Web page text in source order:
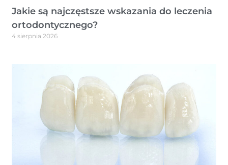
Jakie są najczęstsze wskazania do leczenia
ortodontycznego?
4 sierpnia 2026